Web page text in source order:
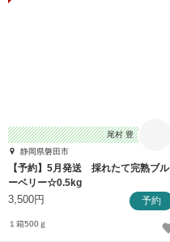
尾村 豊
静岡県磐田市
【予約】5月発送 採れたて完熟ブル
ーベリー☆0.5kg
3,500円 予約
１箱500ｇ